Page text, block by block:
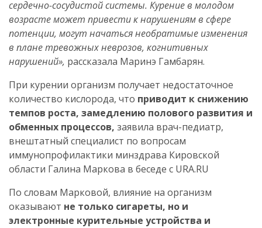
сердечно-сосудистой системы. Курение в молодом
возрасте может привести к нарушениям в сфере
потенции, могут начаться необратимые изменения
в плане тревожных неврозов, когнитивных
нарушений», рассказала Маринэ Гамбарян.
При курении организм получает недостаточное
количество кислорода, что приводит к снижению
темпов роста, замедлению полового развития и
обменных процессов, заявила врач-педиатр,
внештатный специалист по вопросам
иммунопрофилактики минздрава Кировской
области Галина Маркова в беседе с URA.RU
По словам Марковой, влияние на организм
оказывают не только сигареты, но и
электронные курительные устройства и